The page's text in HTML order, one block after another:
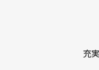
充